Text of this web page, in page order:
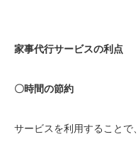
家事代行サービスの利点
〇時間の節約
サービスを利用することで、